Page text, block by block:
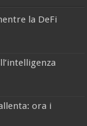
la DeFi
ora i